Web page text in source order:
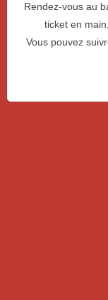
Rendez-vous au
ticket en
Vous pouvez